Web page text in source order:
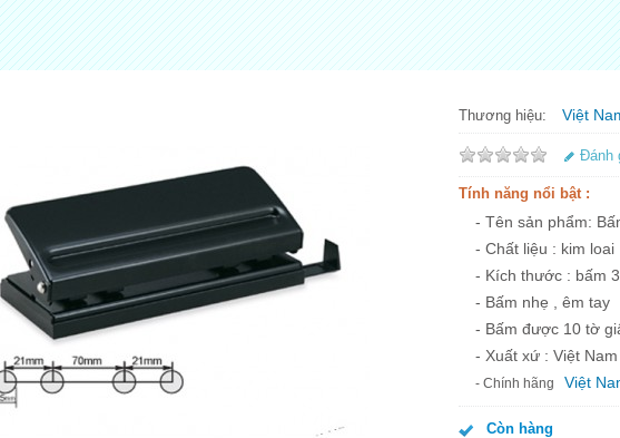
Thương hiệu: Việt
Đánh
Tính năng nổi bật :
- Tên sản phẩm:
- Chất liệu : kim loai
- Kích thước : bấm
- Bấm nhẹ , êm tay
- Bấm được 10 tờ
- Xuất xứ : Việt Nam
- Chính hãng Việt
Còn hàng